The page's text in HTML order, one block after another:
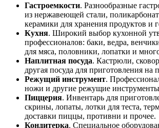
Гастроемкости. Разнообразные
из нержавеющей стали,
керамики для хранения продуктов и
Кухня. Широкий выбор кухонной
профессионалов: баки, ведра,
для мяса, половники, лопатки и
Наплитная посуда. Кастрюли,
другая посуда для приготовления на
Режущий инструмент.
ножи и другие режущие
Пиццерия. Инвентарь для
скрины, лопаты, лотки для теста,
доставки пиццы, противни и прочее.
Кондитерка. Специальное